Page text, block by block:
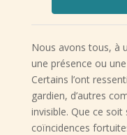
Nous avons tous, à
une présence ou
Certains l’ont
gardien, d’autres
invisible. Que ce
coïncidences